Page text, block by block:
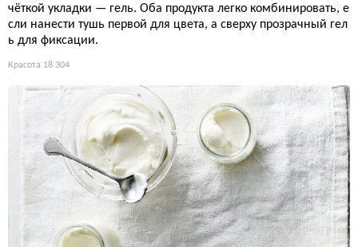
чёткой укладки — гель. Оба продукта легко комбинировать, е
сли нанести тушь первой для цвета, а сверху прозрачный гел
ь для фиксации.
Красота 18 304